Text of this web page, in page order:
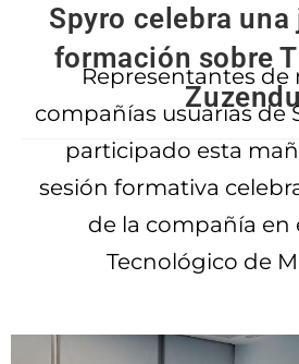
Spyro celebra una
formación sobre
Zuzendu
Representantes de
compañías usuarias de
participado esta
sesión formativa
de la compañía en
Tecnológico de